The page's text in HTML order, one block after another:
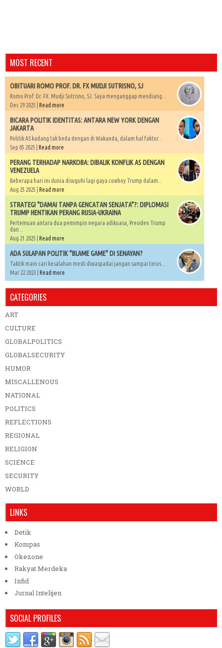
MOST RECENT
OBITUARI ROMO PROF. DR. FX MUDJI SUTRISNO, SJ
Romo Prof. Dr. FX. Mudji Sutrisno, SJ. Saya menganggap mendiang...
Dec 29 2025 | Read more
BICARA POLITIK IDENTITAS: ANTARA NEW YORK DENGAN
JAKARTA
Politik AS kadang tak beda dengan di Wakanda, dalam hal faktor...
Sep 05 2025 | Read more
PERANG TERHADAP NARKOBA: DIBALIK KONFLIK AS DENGAN
VENEZUELA
Beberapa hari ini dunia disuguhi lagi gaya cowboy Trump dalam...
Aug 25 2025 | Read more
STRATEGI "DAMAI TANPA GENCATAN SENJATA"?: DIPLOMASI
TRUMP HENTIKAN PERANG RUSIA-UKRAINA
Pertemuan antara dua pemimpin negara adikuasa, Presiden Trump
dan...
Aug 21 2025 | Read more
ADA SULAPAN POLITIK "BLAME GAME" DI SENAYAN?
Taktik main cari kesalahan mesti diwaspadai jangan sampai terus...
Mar 22 2023 | Read more
CATEGORIES
ART
CULTURE
GLOBALPOLITICS
GLOBALSECURITY
HUMOR
MISCALLENOUS
NATIONAL
POLITICS
REFLECTIONS
REGIONAL
RELIGION
SCIENCE
SECURITY
WORLD
LINKS
Detik
Kompas
Okezone
Rakyat Merdeka
Infid
Jurnal Intelijen
SOCIAL PROFILES